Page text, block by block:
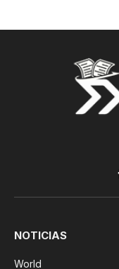
NOTICIAS
World